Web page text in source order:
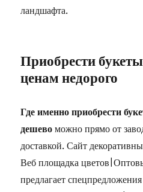
ландшафта.
Приобрести
ценам недорого
Где именно приобрести
дешево можно прямо от
доставкой. Сайт
Веб площадка
предлагает